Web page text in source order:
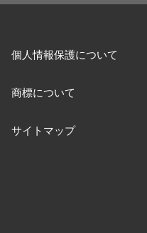
個人情報保護について
商標について
サイトマップ